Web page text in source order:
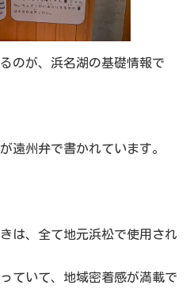
のが、浜名湖の基礎情報で
遠州弁で書かれています。
は、全て地元浜松で使用され
ていて、地域密着感が満載で